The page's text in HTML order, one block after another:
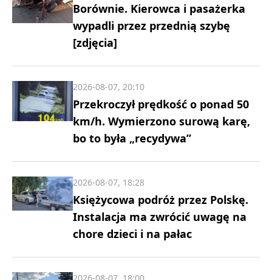
Borównie. Kierowca i pasażerka
wypadli przez przednią szybę
[zdjęcia]
Przekroczył prędkość o ponad 50
km/h. Wymierzono surową karę,
bo to była „recydywa”
2026-08-07, 20:10
Księżycowa podróż przez Polskę.
Instalacja ma zwrócić uwagę na
chore dzieci i na pałac
2026-08-07, 18:28
2026-08-07, 18:00